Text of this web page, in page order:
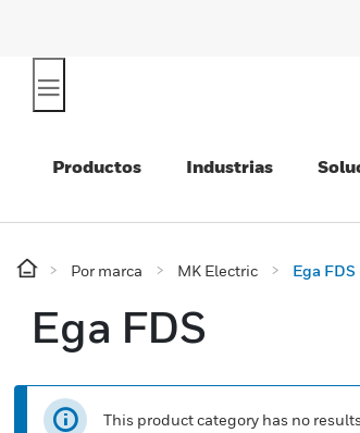
Productos Industrias
Por marca MK Electric Ega FDS
Ega FDS
This product category has no